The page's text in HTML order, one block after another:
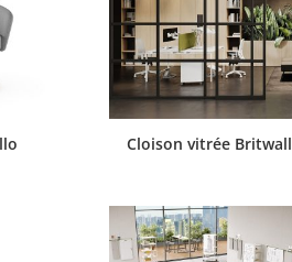
Cloison vitrée Britwall